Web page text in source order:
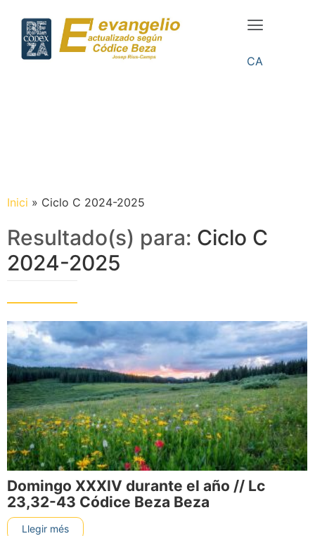
CA
Inici » Ciclo C 2024-2025
Resultado(s) para: Ciclo C
2024-2025
Domingo XXXIV durante el año // Lc
23,32-43 Códice Beza Beza
Llegir més